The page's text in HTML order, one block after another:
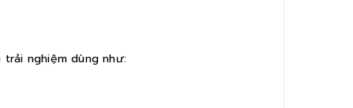
nghiệm dùng như: